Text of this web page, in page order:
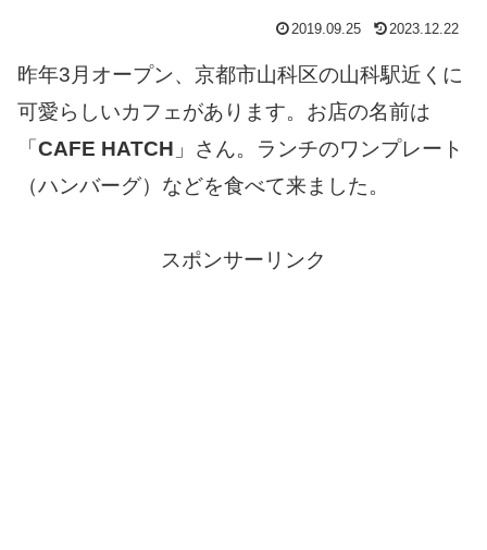
2019.09.25 2023.12.22
昨年3月オープン、京都市山科区の山科駅近くに
可愛らしいカフェがあります。お店の名前は
「 CAFE HATCH 」さん。ランチのワンプレート
（ハンバーグ）などを食べて来ました。
スポンサーリンク